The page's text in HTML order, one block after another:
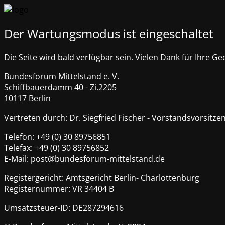
Der Wartungsmodus ist eingeschaltet
Die Seite wird bald verfügbar sein. Vielen Dank für Ihre
Bundesforum Mittelstand e. V.
Schiffbauerdamm 40 - Zi.2205
10117 Berlin
Vertreten durch: Dr. Siegfried Fischer -
Telefon: +49 (0) 30 89756851
Telefax: +49 (0) 30 89756852
E-Mail: post@bundesforum-mittelstand.de
Registergericht: Amtsgericht Berlin- Charlottenburg
Registernummer: VR 34404 B
Umsatzsteuer-ID: DE287294616